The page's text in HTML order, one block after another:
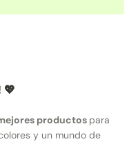
💖
productos para
y un mundo de